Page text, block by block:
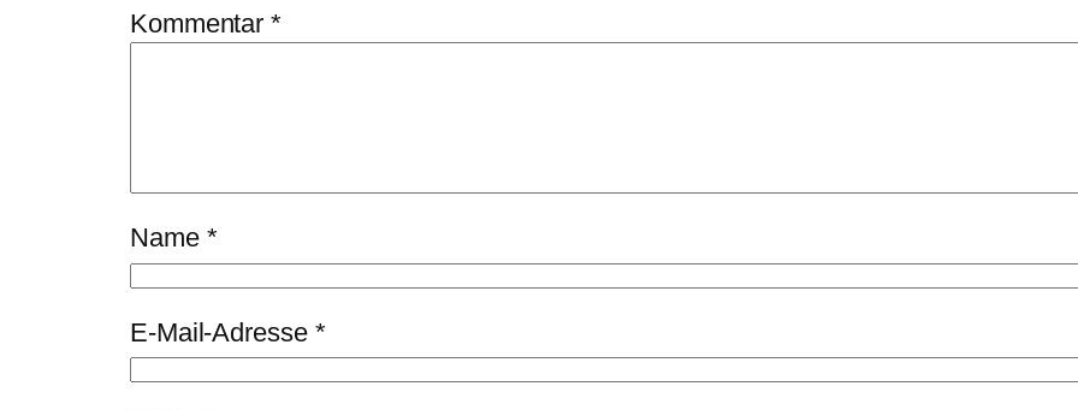
Kommentar*
Name *
E-Mail-Adresse *